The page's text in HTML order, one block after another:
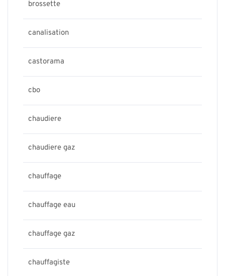
brossette
canalisation
castorama
cbo
chaudiere
chaudiere gaz
chauffage
chauffage eau
chauffage gaz
chauffagiste